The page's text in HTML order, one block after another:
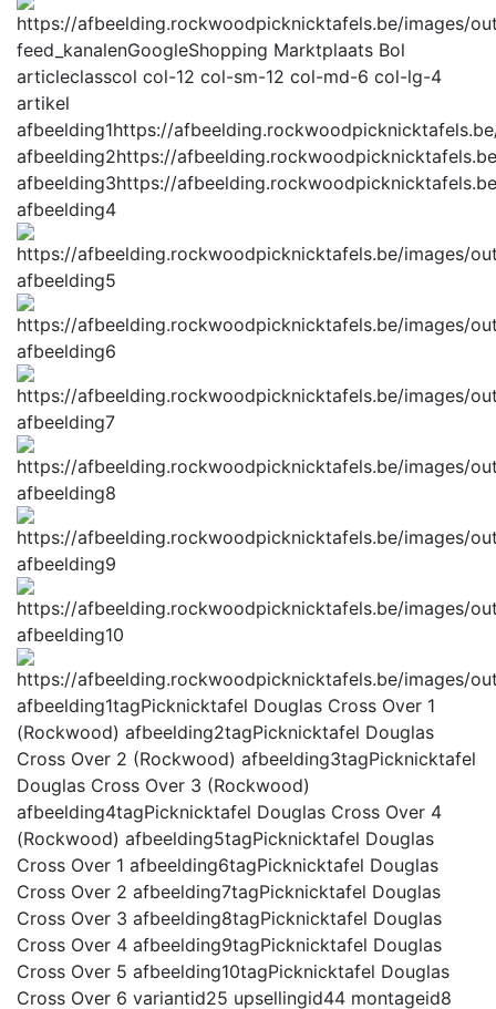
feed_kanalenGoogleShopping Marktplaats Bol
articleclasscol col-12 col-sm-12 col-md-6 col-lg-4
artikel
afbeelding1https://
afbeelding2https://
afbeelding3https://
afbeelding4
afbeelding5
afbeelding6
afbeelding7
afbeelding8
afbeelding9
afbeelding10
afbeelding1tagPicknicktafel Douglas Cross Over 1
(Rockwood) afbeelding2tagPicknicktafel Douglas
Cross Over 2 (Rockwood) afbeelding3tagPicknicktafel
Douglas Cross Over 3 (Rockwood)
afbeelding4tagPicknicktafel Douglas Cross Over 4
(Rockwood) afbeelding5tagPicknicktafel Douglas
Cross Over 1 afbeelding6tagPicknicktafel Douglas
Cross Over 2 afbeelding7tagPicknicktafel Douglas
Cross Over 3 afbeelding8tagPicknicktafel Douglas
Cross Over 4 afbeelding9tagPicknicktafel Douglas
Cross Over 5 afbeelding10tagPicknicktafel Douglas
Cross Over 6 variantid25 upsellingid44 montageid8